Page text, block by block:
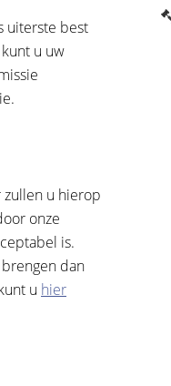
uiterste best
u uw
zullen u hierop
onze
is.
dan
u hier